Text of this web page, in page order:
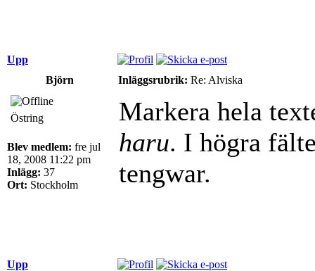
Upp
Björn
Inläggsrubrik: Re: Alviska
Östring
Blev medlem: fre jul
18, 2008 11:22 pm
Inlägg: 37
Ort: Stockholm
Markera hela
haru. I högra
tengwar.
Upp